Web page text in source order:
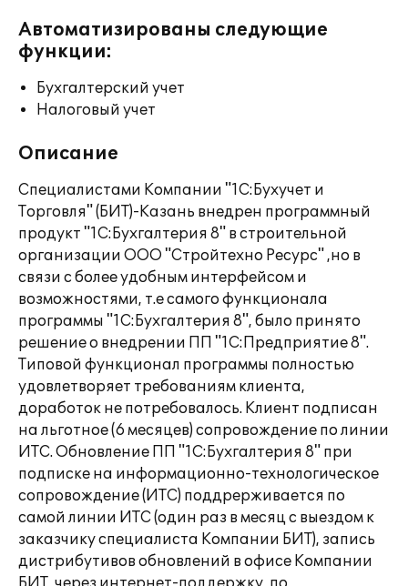
Автоматизированы следующие
функции:
Бухгалтерский учет
Налоговый учет
Описание
Специалистами Компании "1С:Бухучет и
Торговля" (БИТ)-Казань внедрен программный
продукт "1С:Бухгалтерия 8" в строительной
организации ООО "Стройтехно Ресурс" ,но в
связи с более удобным интерфейсом и
возможностями, т.е самого функционала
программы "1С:Бухгалтерия 8", было принято
решение о внедрении ПП "1С:Предприятие 8".
Типовой функционал программы полностью
удовлетворяет требованиям клиента,
доработок не потребовалось. Клиент подписан
на льготное (6 месяцев) сопровождение по линии
ИТС. Обновление ПП "1С:Бухгалтерия 8" при
подписке на информационно-технологическое
сопровождение (ИТС) поддрерживается по
самой линии ИТС (один раз в месяц с выездом к
заказчику специалиста Компании БИТ), запись
дистрибутивов обновлений в офисе Компании